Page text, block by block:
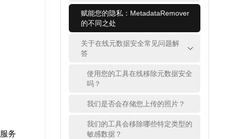
务
赋能您的隐私：MetadataRemover
的不同之处
关于在线元数据安全常见问题解
答
使用您的工具在线移除元数据安全
吗？
我们是否会存储您上传的照片？
我们的工具会移除哪些特定类型的
敏感数据？